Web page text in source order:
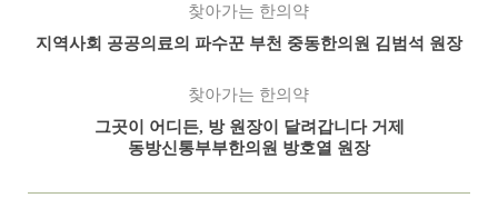
찾아가는 한의약
지역사회 공공의료의 파수꾼 부천 중동한의원 김범석 원장
찾아가는 한의약
그곳이 어디든, 방 원장이 달려갑니다 거제
동방신통부부한의원 방호열 원장